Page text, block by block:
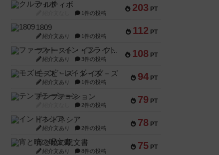
203 PT
クルティボ
1件の投稿
112 PT
1809
紹介文あり 1件の投稿
108 PT
ファースト・イン・フライト
紹介文あり 3件の投稿
94 PT
モズビ－ズ・レイダ－ズ
紹介文あり 1件の投稿
79 PT
テンプテーション
2件の投稿
78 PT
インドネシア
紹介文あり 2件の投稿
75 PT
宵と暁の呪文書
紹介文あり 8件の投稿